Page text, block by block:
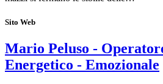
Sito Web
Mario Peluso -
Energetico - Emozionale